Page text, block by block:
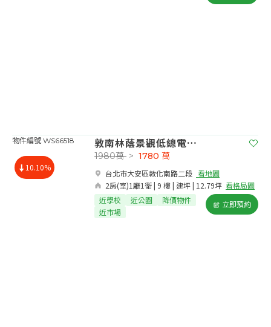
物件編號 WS66518
10.10%
敦南林蔭景觀低總電梯二房
台北市大安區敦化南路二段​ 看地圖
2房(室)1廳1衛 | 9 樓 | 建坪 | 12.79坪 看格局圖
1980萬 > 1780 萬
近學校 近公園
降價物件
近市場
立即預約